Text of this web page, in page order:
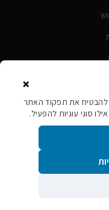
×
להבטיח את תפקוד האתר
סוגי עוגיות להפעיל.